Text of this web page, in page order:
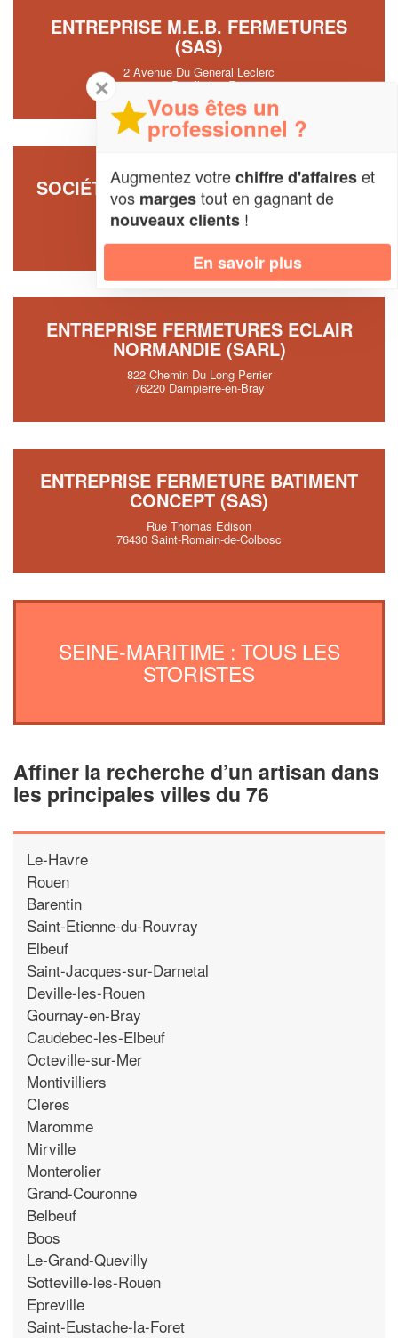
ENTREPRISE M.E.B. FERMETURES
(SAS)
2 Avenue Du General Leclerc
76250 Deville-les-Rouen
SOCIÉTÉ HISTOIRE DE STORE (SARL)
83 Boulevard Du 11 Novembre
76140 Le-Petit-Quevilly
ENTREPRISE FERMETURES ECLAIR
NORMANDIE (SARL)
822 Chemin Du Long Perrier
76220 Dampierre-en-Bray
ENTREPRISE FERMETURE BATIMENT
CONCEPT (SAS)
Rue Thomas Edison
76430 Saint-Romain-de-Colbosc
SEINE-MARITIME : TOUS LES
STORISTES
Affiner la recherche d’un artisan dans
les principales villes du 76
Le-Havre
Rouen
Barentin
Saint-Etienne-du-Rouvray
Elbeuf
Saint-Jacques-sur-Darnetal
Deville-les-Rouen
Gournay-en-Bray
Caudebec-les-Elbeuf
Octeville-sur-Mer
Montivilliers
Cleres
Maromme
Mirville
Monterolier
Grand-Couronne
Belbeuf
Boos
Le-Grand-Quevilly
Sotteville-les-Rouen
Epreville
Saint-Eustache-la-Foret
✕
Vous êtes un
professionnel ?
Augmentez votrechiffre d'affaireset
vos margestout en gagnant de
nouveaux clients !
En savoir plus